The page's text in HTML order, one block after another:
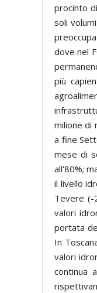
procinto
soli
dove nel
più
milione di
a fine
mese di
all'80%;
il livello
Tevere (-
valori
portata
In
valori
continua